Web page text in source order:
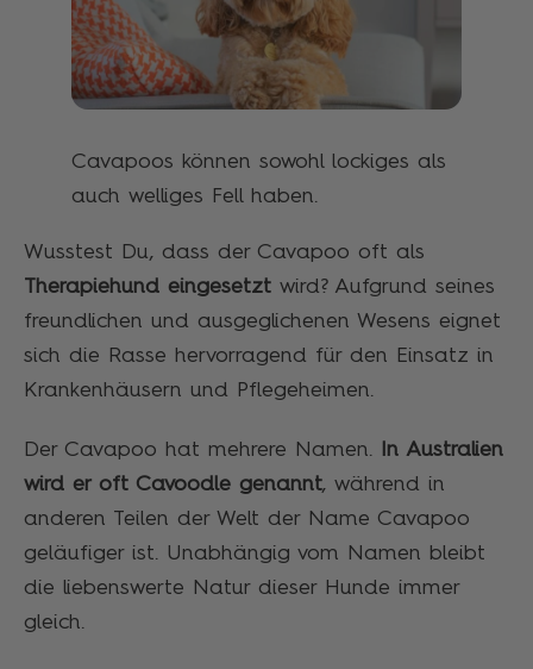
Cavapoos können sowohl lockiges als
auch welliges Fell haben.
Wusstest Du, dass der Cavapoo oft als
Therapiehund eingesetzt wird? Aufgrund seines
freundlichen und ausgeglichenen Wesens eignet
sich die Rasse hervorragend für den Einsatz in
Krankenhäusern und Pflegeheimen.
Der Cavapoo hat mehrere Namen.
In Australien
wird er oft Cavoodle genannt, während in
anderen Teilen der Welt der Name Cavapoo
geläufiger ist. Unabhängig vom Namen bleibt
die liebenswerte Natur dieser Hunde immer
gleich.